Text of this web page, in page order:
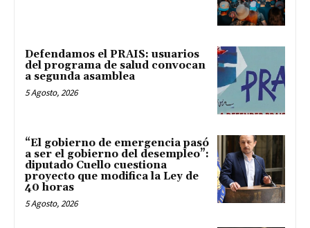
Defendamos el PRAIS: usuarios
del programa de salud convocan
a segunda asamblea
5 Agosto, 2026
“El gobierno de emergencia pasó
a ser el gobierno del desempleo”:
diputado Cuello cuestiona
proyecto que modifica la Ley de
40 horas
5 Agosto, 2026